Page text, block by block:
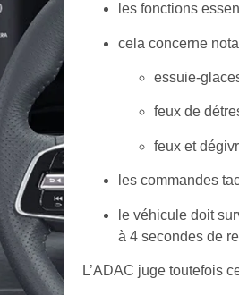
les fonctions
cela concerne
essuie-
feux de
feux et
les commandes
le véhicule doit
à 4 secondes de
L’ADAC juge toutefois